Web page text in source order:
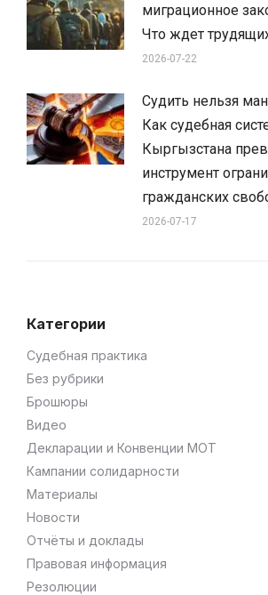
миграционное
Что ждет
2026-07-22
Судить нельзя
Как судебная
Кыргызстана
инструмент
гражданских
2026-07-17
Категории
Cудебная практика
Без рубрики
Брошюры
Видео
Декларации и Конвенции МОТ
Кампании солидарности
Материалы
Новости
Отчёты и доклады
Правовая информация
Резолюции